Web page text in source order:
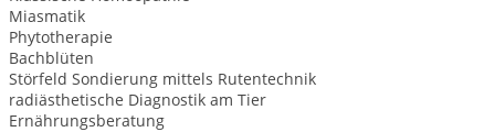
Miasmatik
Phytotherapie
Bachblüten
Störfeld Sondierung mittels Rutentechnik
radiästhetische Diagnostik am Tier
Ernährungsberatung